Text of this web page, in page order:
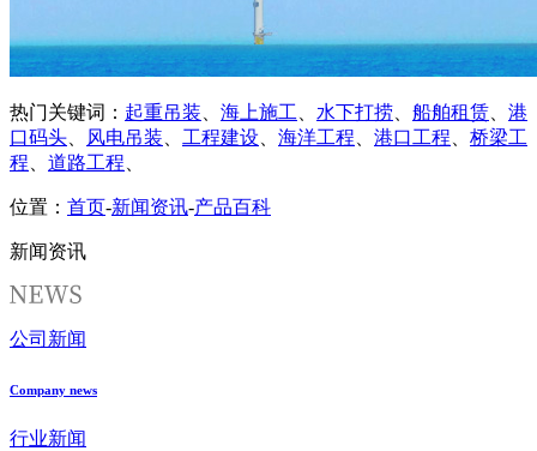
热门关键词： 起重吊装、 海上施工、 水下打捞、 船舶租赁、 港
口码头、 风电吊装、 工程建设、 海洋工程、 港口工程、 桥梁工
程、 道路工程、
位置： 首页-新闻资讯-产品百科
新闻资讯
公司新闻
Company news
行业新闻